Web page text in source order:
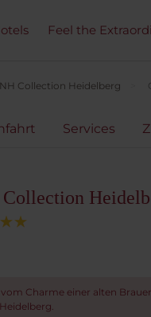
Feel the
NH Collection Heidelberg
Services
vom Charme einer alten